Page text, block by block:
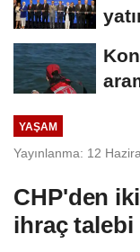
YAŞAM
Yayınlanma: 12
CHP'den
ihraç talebi